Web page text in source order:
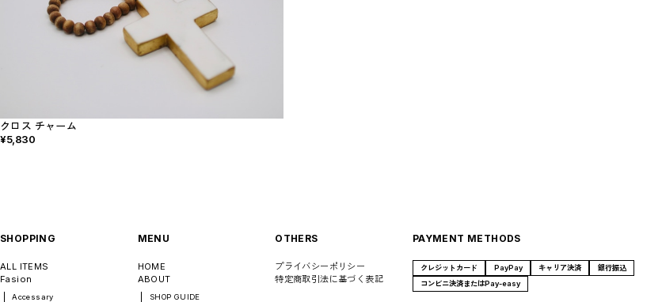
Home
Tableware
Linen
Brands
クロス チャーム
¥5,830
SHOPPING
ALL ITEMS
Fasion
Accessary
MENU
HOME
ABOUT
SHOP GUIDE
OTHERS
プライバシーポリシー
特定商取引法に基づく表記
PAYMENT METHODS
クレジットカード PayPay キャリア決済
銀行振込
コンビニ決済またはPay-easy